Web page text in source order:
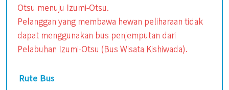
Otsu menuju Izumi-Otsu.
Pelanggan yang membawa hewan peliharaan tidak
dapat menggunakan bus penjemputan dari
Pelabuhan Izumi-Otsu (Bus Wisata Kishiwada).
Rute Bus